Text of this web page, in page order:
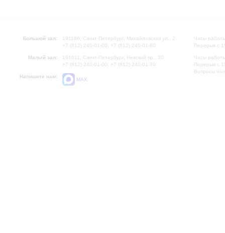
Большой зал:
191186, Санкт-Петербург, Михайловская ул., 2
+7 (812) 240-01-00, +7 (812) 240-01-80
Малый зал:
191011, Санкт-Петербург, Невский пр., 30
+7 (812) 240-01-00, +7 (812) 240-01-70
Напишите нам:
MAX
Часы
Перерыв с
Часы
Перерыв с
Вопросы